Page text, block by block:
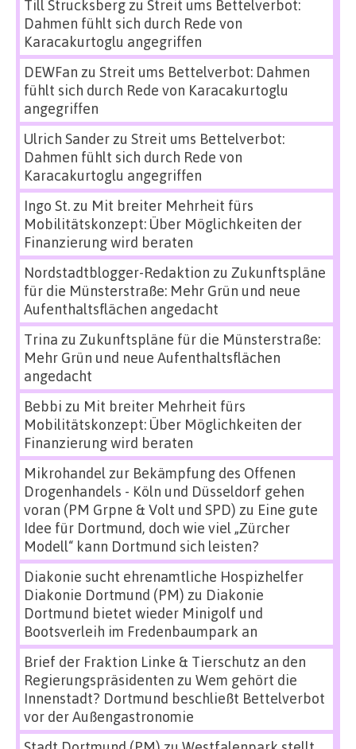
Till Strucksbergzu Streit ums Bettelverbot:
Dahmen fühlt sich durch Rede von
Karacakurtoglu angegriffen
DEWFan zu Streit ums Bettelverbot: Dahmen
fühlt sich durch Rede von Karacakurtoglu
angegriffen
Ulrich Sanderzu Streit ums Bettelverbot:
Dahmen fühlt sich durch Rede von
Karacakurtoglu angegriffen
Ingo St.zu Mit breiter Mehrheit fürs
Mobilitätskonzept: Über Möglichkeiten der
Finanzierung wird beraten
Nordstadtblogger-Redaktion zu Zukunftspläne
für die Münsterstraße: Mehr Grün und neue
Aufenthaltsflächen angedacht
Trina zu Zukunftspläne für die Münsterstraße:
Mehr Grün und neue Aufenthaltsflächen
angedacht
Bebbi zu Mit breiter Mehrheit fürs
Mobilitätskonzept: Über Möglichkeiten der
Finanzierung wird beraten
Mikrohandel zur Bekämpfung des Offenen
Drogenhandels - Köln und Düsseldorf gehen
voran (PM Grpne & Volt und SPD) zu Eine gute
Idee für Dortmund, doch wie viel „Zürcher
Modell“ kann Dortmund sich leisten?
Diakonie sucht ehrenamtliche Hospizhelfer
Diakonie Dortmund (PM) zu Diakonie
Dortmund bietet wieder Minigolf und
Bootsverleih im Fredenbaumpark an
Brief der Fraktion Linke & Tierschutz an den
Regierungspräsidenten zu Wem gehört die
Innenstadt? Dortmund beschließt Bettelverbot
vor der Außengastronomie